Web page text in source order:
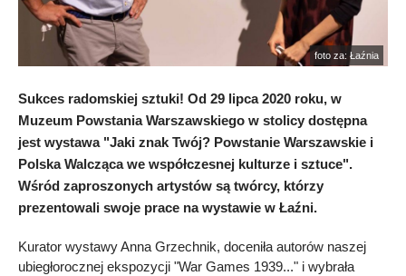
foto za: Łaźnia
Sukces radomskiej sztuki! Od 29 lipca 2020 roku, w
Muzeum Powstania Warszawskiego w stolicy dostępna
jest wystawa "Jaki znak Twój? Powstanie Warszawskie i
Polska Walcząca we współczesnej kulturze i sztuce".
Wśród zaproszonych artystów są twórcy, którzy
prezentowali swoje prace na wystawie w Łaźni.
Kurator wystawy Anna Grzechnik, doceniła autorów naszej
ubiegłorocznej ekspozycji "War Games 1939..." i wybrała